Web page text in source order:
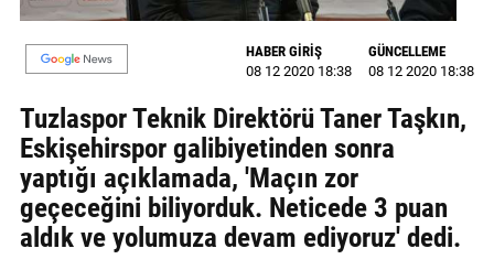
YAZARLAR
BİZE
Künye
İletişim
Gizlilik
Sözleşmesi
HABER GİRİŞ
08 12 2020 18:38
GÜNCELLEME
08 12 2020 18:38
Tuzlaspor Teknik Direktörü Taner Taşkın,
Eskişehirspor galibiyetinden sonra
yaptığı açıklamada, 'Maçın zor
geçeceğini biliyorduk. Neticede 3 puan
aldık ve yolumuza devam ediyoruz' dedi.